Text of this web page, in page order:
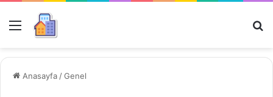
Menü
Anasayfa /Genel